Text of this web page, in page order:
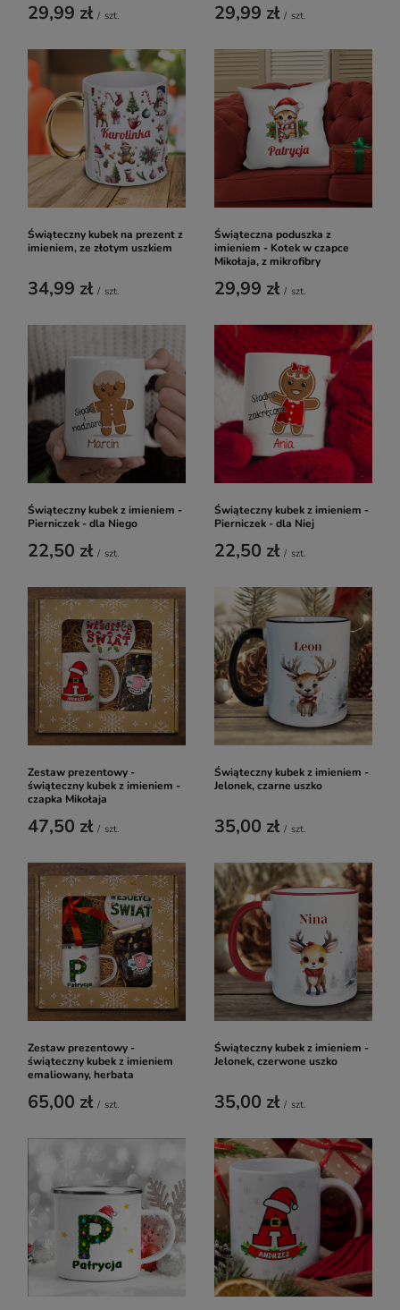
29,99 zł / szt. 29,99 zł / szt.
Świąteczny kubek na prezent z
imieniem, ze złotym uszkiem
34,99 zł / szt.
Świąteczna poduszka z
imieniem - Kotek w czapce
Mikołaja, z mikrofibry
29,99 zł / szt.
Świąteczny kubek z imieniem -
Pierniczek - dla Niego
22,50 zł / szt.
Świąteczny kubek z imieniem -
Pierniczek - dla Niej
22,50 zł / szt.
Zestaw prezentowy -
świąteczny kubek z imieniem -
czapka Mikołaja
47,50 zł / szt.
Świąteczny kubek z imieniem -
Jelonek, czarne uszko
35,00 zł / szt.
Zestaw prezentowy -
świąteczny kubek z imieniem
emaliowany, herbata
65,00 zł / szt.
Świąteczny kubek z imieniem -
Jelonek, czerwone uszko
35,00 zł / szt.